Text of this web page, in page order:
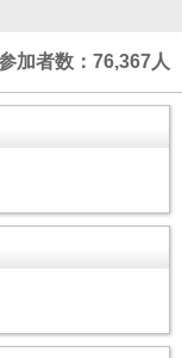
加者数：76,367人